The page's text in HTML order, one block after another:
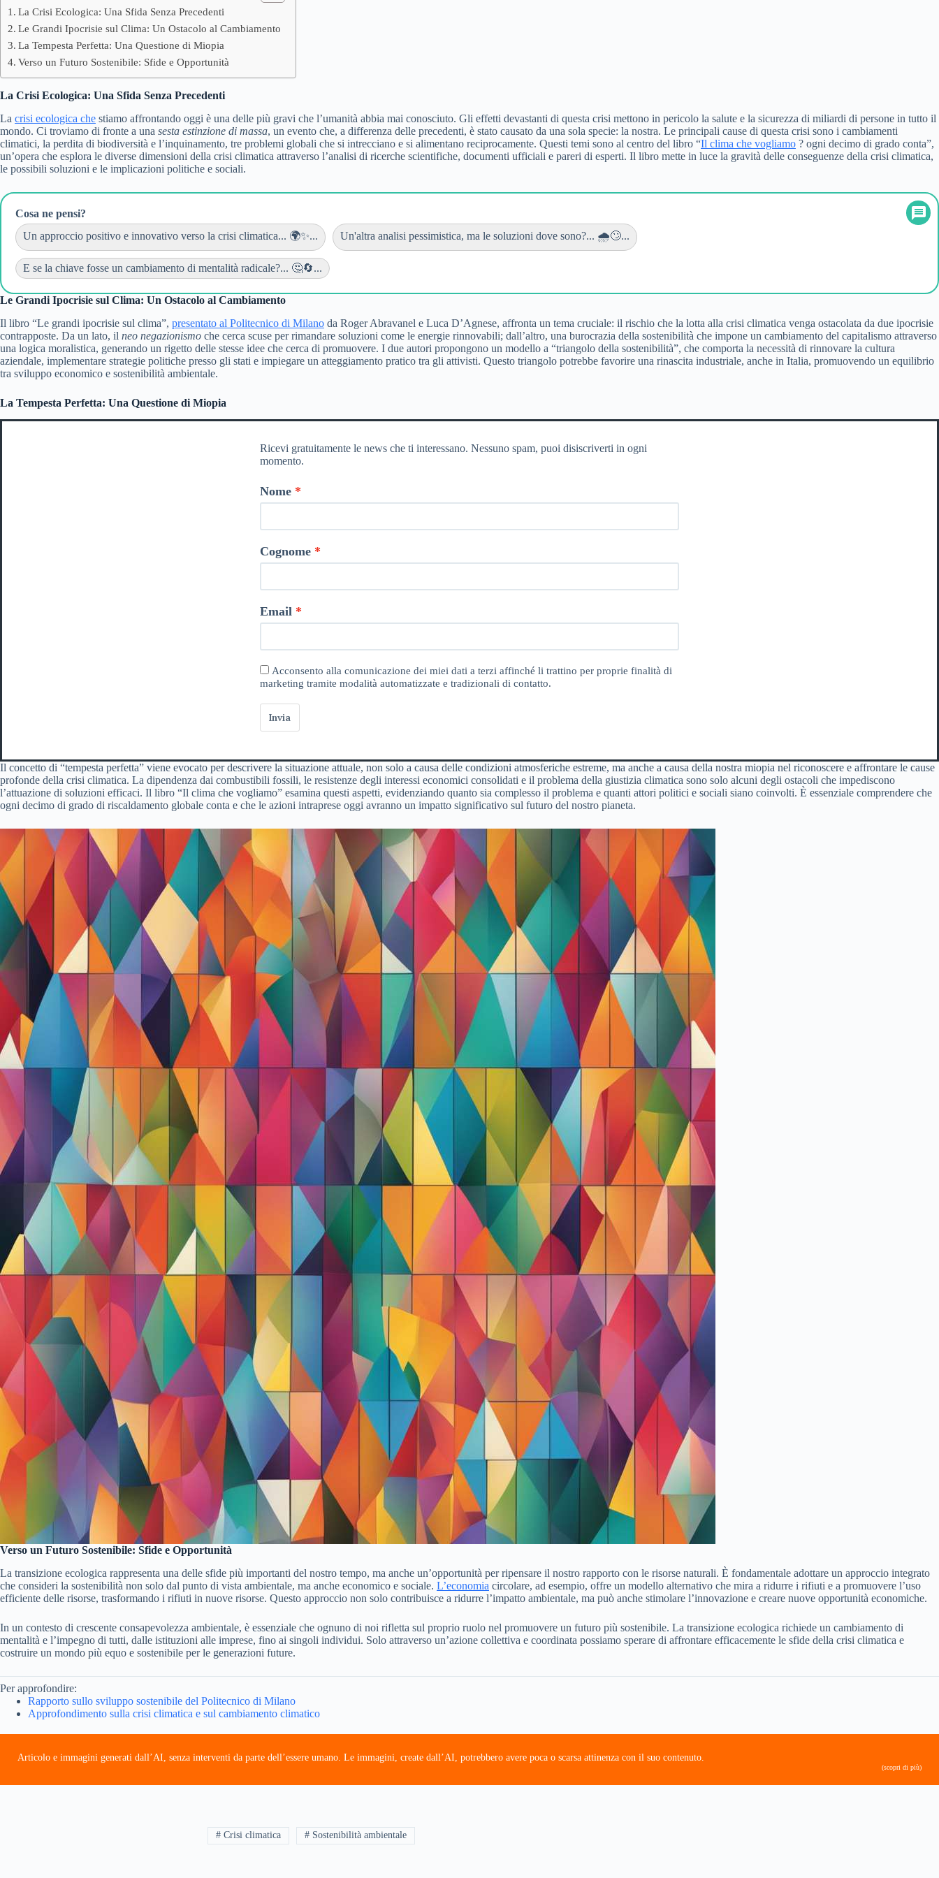
La Crisi Ecologica: Una Sfida Senza Precedenti
Le Grandi Ipocrisie sul Clima: Un Ostacolo al Cambiamento
La Tempesta Perfetta: Una Questione di Miopia
Verso un Futuro Sostenibile: Sfide e Opportunità
La Crisi Ecologica: Una Sfida Senza Precedenti
La crisi ecologica che stiamo affrontando oggi è una delle più gravi che l’umanità abbia mai conosciuto. Gli effetti devastanti di questa crisi mettono in pericolo la salute e la sicurezza di miliardi di persone in tutto il
mondo. Ci troviamo di fronte a una sesta estinzione di massa, un evento che, a differenza delle precedenti, è stato causato da una sola specie: la nostra. Le principali cause di questa crisi sono i cambiamenti
climatici, la perdita di biodiversità e l’inquinamento, tre problemi globali che si intrecciano e si alimentano reciprocamente. Questi temi sono al centro del libro “Il clima che vogliamo ? ogni decimo di grado conta”,
un’opera che esplora le diverse dimensioni della crisi climatica attraverso l’analisi di ricerche scientifiche, documenti ufficiali e pareri di esperti. Il libro mette in luce la gravità delle conseguenze della crisi climatica,
le possibili soluzioni e le implicazioni politiche e sociali.
Cosa ne pensi?
Un approccio positivo e innovativo verso la crisi climatica... 🌍✨...
Un'altra analisi pessimistica, ma le soluzioni dove sono?... 🌧️🙄...
E se la chiave fosse un cambiamento di mentalità radicale?... 🤔🔄...
Le Grandi Ipocrisie sul Clima: Un Ostacolo al Cambiamento
Il libro “Le grandi ipocrisie sul clima”, presentato al Politecnico di Milano da Roger Abravanel e Luca D’Agnese, affronta un tema cruciale: il rischio che la lotta alla crisi climatica venga ostacolata da due ipocrisie
contrapposte. Da un lato, il neo negazionismo che cerca scuse per rimandare soluzioni come le energie rinnovabili; dall’altro, una burocrazia della sostenibilità che impone un cambiamento del capitalismo attraverso
una logica moralistica, generando un rigetto delle stesse idee che cerca di promuovere. I due autori propongono un modello a “triangolo della sostenibilità”, che comporta la necessità di rinnovare la cultura
aziendale, implementare strategie politiche presso gli stati e impiegare un atteggiamento pratico tra gli attivisti. Questo triangolo potrebbe favorire una rinascita industriale, anche in Italia, promuovendo un equilibrio
tra sviluppo economico e sostenibilità ambientale.
La Tempesta Perfetta: Una Questione di Miopia
Ricevi gratuitamente le news che ti interessano. Nessuno spam, puoi disiscriverti in ogni
momento.
Nome
Cognome
Email
Acconsento alla comunicazione dei miei dati a terzi affinché li trattino per proprie finalità di
marketing tramite modalità automatizzate e tradizionali di contatto.
Invia
Il concetto di “tempesta perfetta” viene evocato per descrivere la situazione attuale, non solo a causa delle condizioni atmosferiche estreme, ma anche a causa della nostra miopia nel riconoscere e affrontare le cause
profonde della crisi climatica. La dipendenza dai combustibili fossili, le resistenze degli interessi economici consolidati e il problema della giustizia climatica sono solo alcuni degli ostacoli che impediscono
l’attuazione di soluzioni efficaci. Il libro “Il clima che vogliamo” esamina questi aspetti, evidenziando quanto sia complesso il problema e quanti attori politici e sociali siano coinvolti. È essenziale comprendere che
ogni decimo di grado di riscaldamento globale conta e che le azioni intraprese oggi avranno un impatto significativo sul futuro del nostro pianeta.
Verso un Futuro Sostenibile: Sfide e Opportunità
La transizione ecologica rappresenta una delle sfide più importanti del nostro tempo, ma anche un’opportunità per ripensare il nostro rapporto con le risorse naturali. È fondamentale adottare un approccio integrato
che consideri la sostenibilità non solo dal punto di vista ambientale, ma anche economico e sociale. L’economia circolare, ad esempio, offre un modello alternativo che mira a ridurre i rifiuti e a promuovere l’uso
efficiente delle risorse, trasformando i rifiuti in nuove risorse. Questo approccio non solo contribuisce a ridurre l’impatto ambientale, ma può anche stimolare l’innovazione e creare nuove opportunità economiche.
In un contesto di crescente consapevolezza ambientale, è essenziale che ognuno di noi rifletta sul proprio ruolo nel promuovere un futuro più sostenibile. La transizione ecologica richiede un cambiamento di
mentalità e l’impegno di tutti, dalle istituzioni alle imprese, fino ai singoli individui. Solo attraverso un’azione collettiva e coordinata possiamo sperare di affrontare efficacemente le sfide della crisi climatica e
costruire un mondo più equo e sostenibile per le generazioni future.
Per approfondire:
Rapporto sullo sviluppo sostenibile del Politecnico di Milano
Approfondimento sulla crisi climatica e sul cambiamento climatico
Articolo e immagini generati dall’AI, senza interventi da parte dell’essere umano. Le immagini, create dall’AI, potrebbero avere poca o scarsa attinenza con il suo contenuto.
(scopri di più)
# Crisi climatica # Sostenibilità ambientale